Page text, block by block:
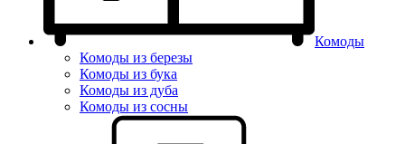
Комоды
Комоды из березы
Комоды из бука
Комоды из дуба
Комоды из сосны